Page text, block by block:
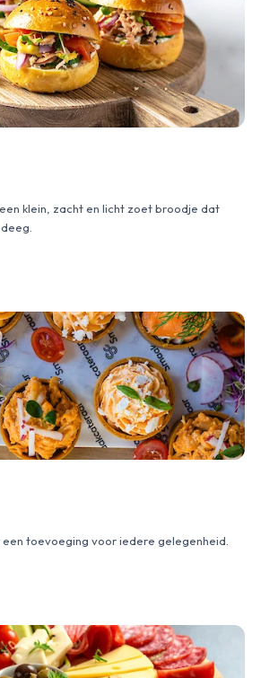
klein, zacht en licht zoet broodje dat
toevoeging voor iedere gelegenheid.